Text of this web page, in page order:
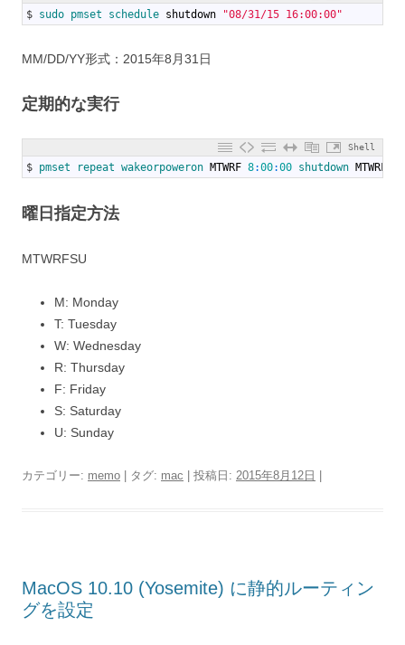
$ sudo pmset schedule shutdown "08/31/15 16:00:00"
MM/DD/YY形式：2015年8月31日
定期的な実行
Shell
$ pmset repeat wakeorpoweron MTWRF 8:00:00 shutdown MTWRFSU
曜日指定方法
MTWRFSU
M: Monday
T: Tuesday
W: Wednesday
R: Thursday
F: Friday
S: Saturday
U: Sunday
カテゴリー: memo | タグ: mac | 投稿日: 2015年8月12日
MacOS 10.10 (Yosemite) に静的ルーティン
グを設定